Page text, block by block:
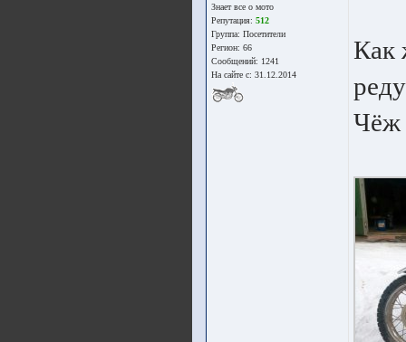
Знает все о мото
Репутация: 512
Группа: Посетители
Регион: 66
Сообщений: 1241
На сайте с: 31.12.2014
Как
Чёж